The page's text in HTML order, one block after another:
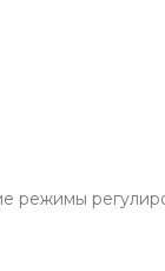
режимы